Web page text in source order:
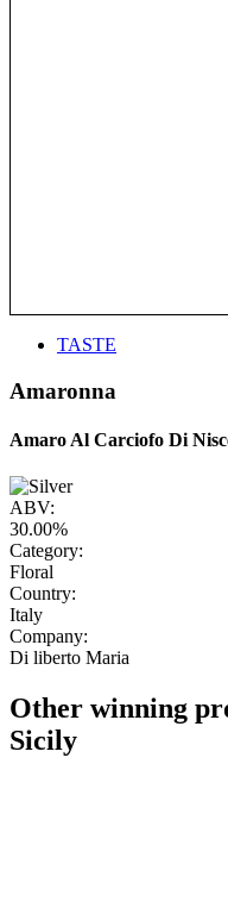
TASTE
Amaronna
Amaro Al Carciofo Di
ABV:
30.00%
Category:
Floral
Country:
Italy
Company:
Di liberto Maria
Other winning
Sicily